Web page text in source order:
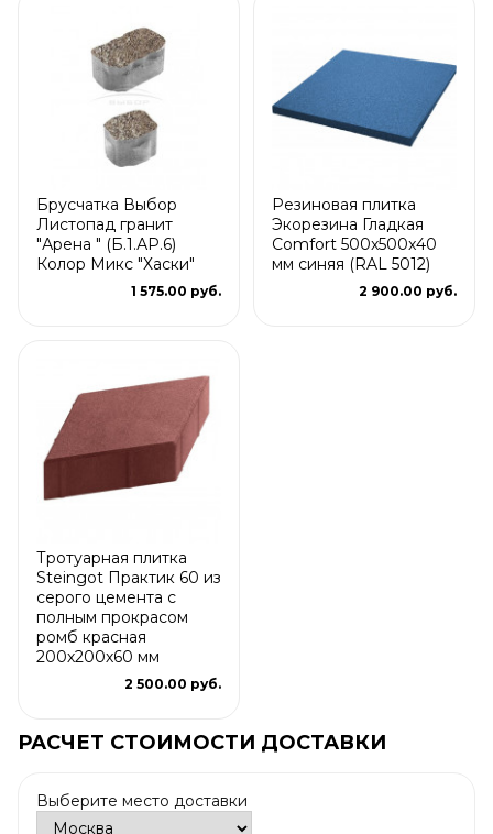
Брусчатка Выбор
Листопад гранит
"Арена " (Б.1.АР.6)
Колор Микс "Хаски"
1 575.00 руб.
Резиновая плитка
Экорезина Гладкая
Comfort 500x500x40
мм синяя (RAL 5012)
2 900.00 руб.
Тротуарная плитка
Steingot Практик 60 из
серого цемента с
полным прокрасом
ромб красная
200х200х60 мм
2 500.00 руб.
РАСЧЕТ СТОИМОСТИ ДОСТАВКИ
Выберите место доставки